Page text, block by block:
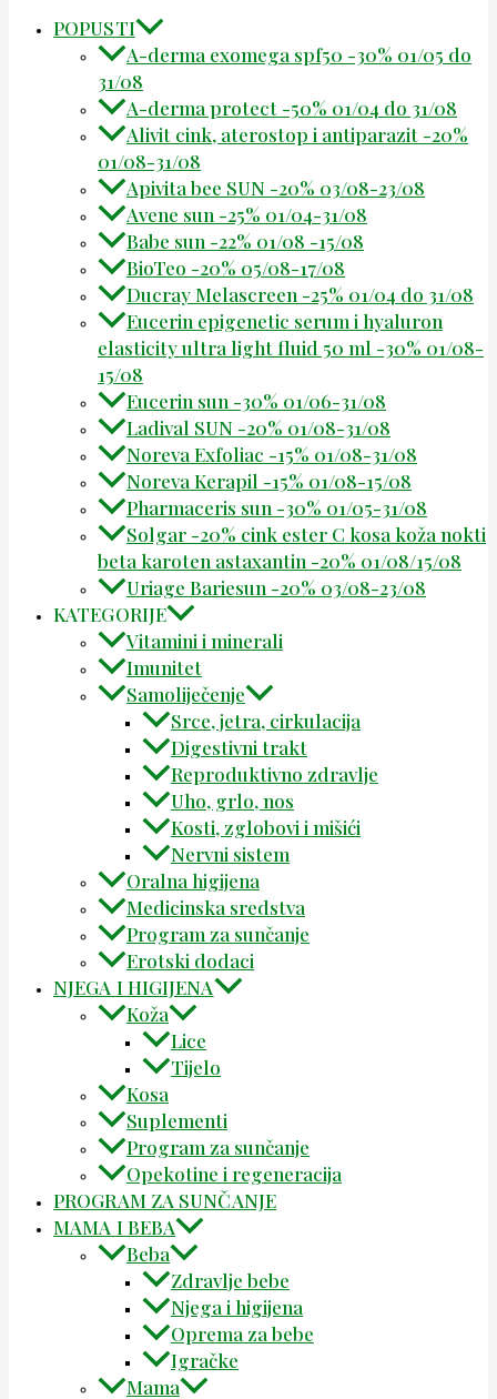
POPUSTI
A-derma exomega spf50 -30% 01/05 do
31/08
A-derma protect -50% 01/04 do 31/08
Alivit cink, aterostop i antiparazit -20%
01/08-31/08
Apivita bee SUN -20% 03/08-23/08
Avene sun -25% 01/04-31/08
Babe sun -22% 01/08 -15/08
BioTeo -20% 05/08-17/08
Ducray Melascreen -25% 01/04 do 31/08
Eucerin epigenetic serum i hyaluron
elasticity ultra light fluid 50 ml -30% 01/08-
15/08
Eucerin sun -30% 01/06-31/08
Ladival SUN -20% 01/08-31/08
Noreva Exfoliac -15% 01/08-31/08
Noreva Kerapil -15% 01/08-15/08
Pharmaceris sun -30% 01/05-31/08
Solgar -20% cink ester C kosa koža nokti
beta karoten astaxantin -20% 01/08/15/08
Uriage Bariesun -20% 03/08-23/08
KATEGORIJE
Vitamini i minerali
Imunitet
Samoliječenje
Srce, jetra, cirkulacija
Digestivni trakt
Reproduktivno zdravlje
Uho, grlo, nos
Kosti, zglobovi i mišići
Nervni sistem
Oralna higijena
Medicinska sredstva
Program za sunčanje
Erotski dodaci
NJEGA I HIGIJENA
Koža
Lice
Tijelo
Kosa
Suplementi
Program za sunčanje
Opekotine i regeneracija
PROGRAM ZA SUNČANJE
MAMA I BEBA
Beba
Zdravlje bebe
Njega i higijena
Oprema za bebe
Igračke
Mama